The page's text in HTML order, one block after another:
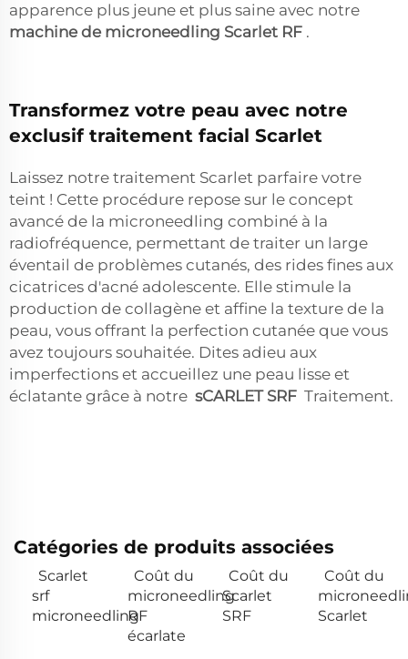
apparence plus jeune et plus saine avec notre
machine de microneedling Scarlet RF .
Transformez votre peau avec notre
exclusif traitement facial Scarlet
Laissez notre traitement Scarlet parfaire votre
teint ! Cette procédure repose sur le concept
avancé de la microneedling combiné à la
radiofréquence, permettant de traiter un large
éventail de problèmes cutanés, des rides fines aux
cicatrices d'acné adolescente. Elle stimule la
production de collagène et affine la texture de la
peau, vous offrant la perfection cutanée que vous
avez toujours souhaitée. Dites adieu aux
imperfections et accueillez une peau lisse et
éclatante grâce à notre sCARLET SRF Traitement.
Catégories de produits associées
Scarlet
srf
microneedling
Coût du
microneedling
RF
écarlate
Coût du
Scarlet
SRF
Coût du
Scarlet